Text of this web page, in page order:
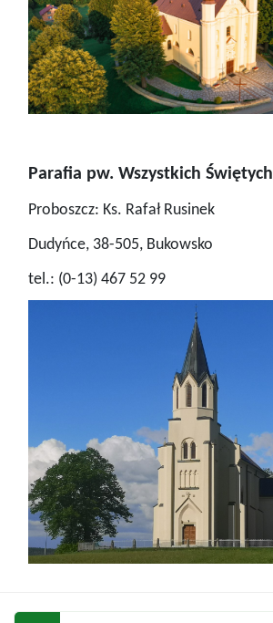
Parafia pw. Wszystkich Świętych
Proboszcz: Ks. Rafał Rusinek
Dudyńce, 38-505, Bukowsko
tel.: (0-13) 467 52 99